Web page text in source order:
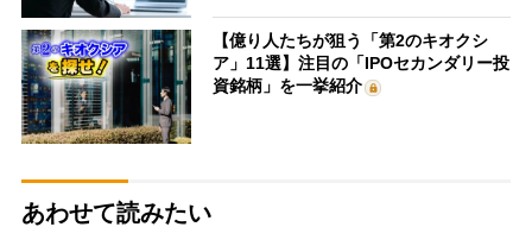
【億り人たちが狙う「第2のキオクシ
ア」11選】注目の「IPOセカンダリー投
資銘柄」を一挙紹介
あわせて読みたい